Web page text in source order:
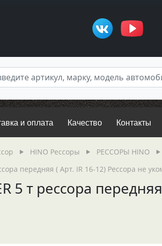
и оплата Качество Контакты
HINO Рессоры РЕССОРЫ HINO
передняя ( Арт. IR 16-12) Рессора не
5 т рессора